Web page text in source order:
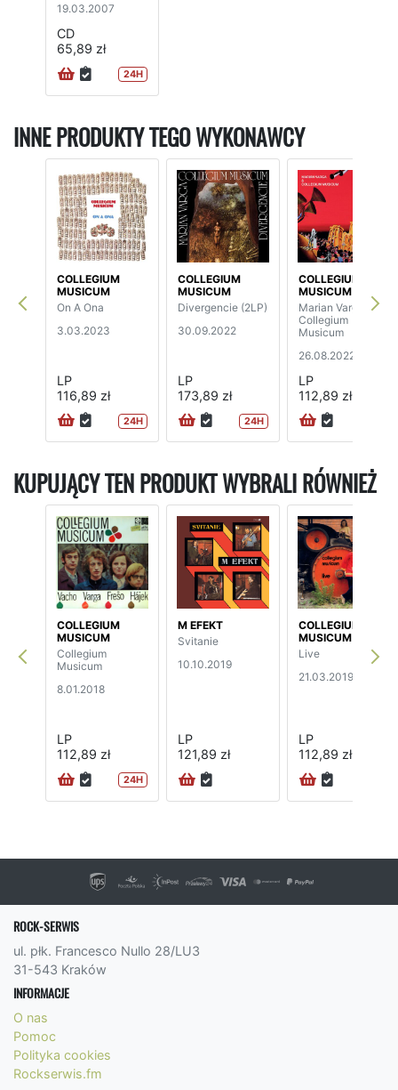
19.03.2007
CD
65,89 zł
24H
INNE PRODUKTY TEGO WYKONAWCY
COLLEGIUM
MUSICUM
On A Ona
3.03.2023
LP
116,89 zł
24H
COLLEGIUM
MUSICUM
Divergencie (2LP)
30.09.2022
LP
173,89 zł
24H
COLLEGIUM
MUSICUM
Marian Varga &
Collegium
Musicum
26.08.2022
LP
112,89 zł
KUPUJĄCY TEN PRODUKT WYBRALI RÓWNIEŻ
COLLEGIUM
MUSICUM
Collegium
Musicum
8.01.2018
LP
112,89 zł
24H
M EFEKT
Svitanie
10.10.2019
LP
121,89 zł
COLLEGIUM
MUSICUM
Live
21.03.2019
LP
112,89 zł
ROCK-SERWIS
ul. płk. Francesco Nullo 28/LU3
31-543 Kraków
INFORMACJE
O nas
Pomoc
Polityka cookies
Rockserwis.fm